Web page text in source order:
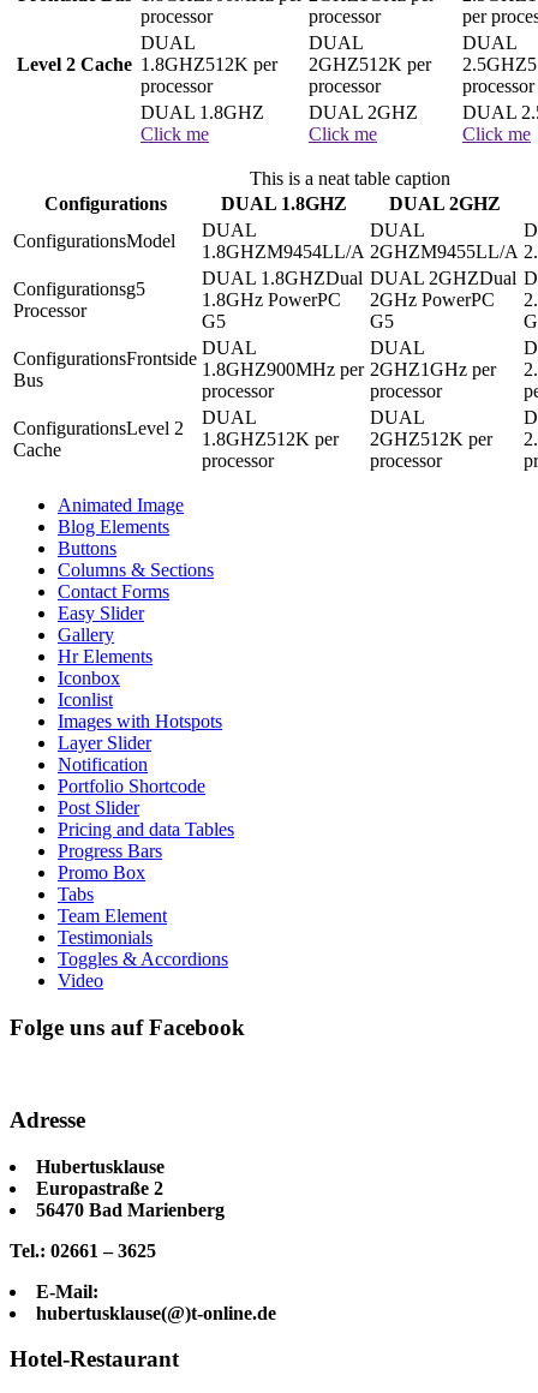
processor
processor
per
Level 2 Cache
512K per
processor
512K per
processor
processor
Click me Click me Click me
This is a neat table caption
Configurations
DUAL 1.8GHZ
DUAL 2GHZ
Model
M9454LL/A
M9455LL/A
g5
Processor
Dual
1.8GHz PowerPC
G5
Dual
2GHz PowerPC
G5
Frontside
Bus
900MHz per
processor
1GHz per
processor
Level 2
Cache
512K per
processor
512K per
processor
Animated Image
Blog Elements
Buttons
Columns & Sections
Contact Forms
Easy Slider
Gallery
Hr Elements
Iconbox
Iconlist
Images with Hotspots
Layer Slider
Notification
Portfolio Shortcode
Post Slider
Pricing and data Tables
Progress Bars
Promo Box
Tabs
Team Element
Testimonials
Toggles & Accordions
Video
Folge uns auf Facebook
Adresse
Hubertusklause
Europastraße 2
56470 Bad Marienberg
Tel.: 02661 – 3625
E-Mail:
hubertusklause(@)t-online.de
Hotel-Restaurant